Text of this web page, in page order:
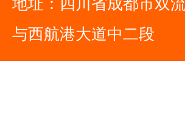
地址：四川省成都市双
与西航港大道中二段